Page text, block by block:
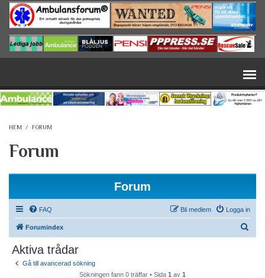
Hoppa till huvudinnehåll
HEM / FORUM
Forum